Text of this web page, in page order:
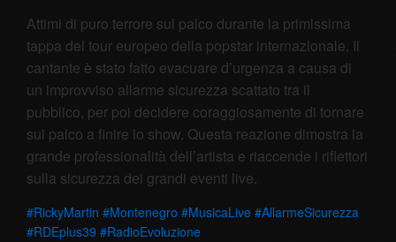
Attimi di puro terrore sul palco durante la primissima
tappa del tour europeo della popstar internazionale. Il
cantante è stato fatto evacuare d’urgenza a causa di
un improvviso allarme sicurezza scattato tra il
pubblico, per poi decidere coraggiosamente di tornare
sul palco a finire lo show. Questa reazione dimostra la
grande professionalità dell’artista e riaccende i riflettori
sulla sicurezza dei grandi eventi live.
#RickyMartin #Montenegro #MusicaLive #AllarmeSicurezza
#RDEplus39 #RadioEvoluzione